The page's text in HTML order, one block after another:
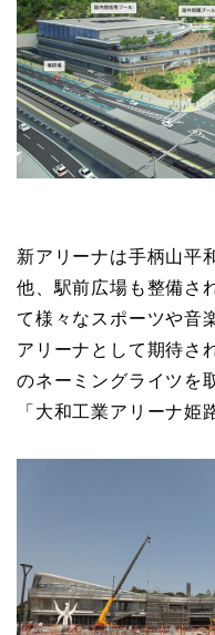
新アリーナは手柄山平
他、駅前広場も整備さ
て様々なスポーツや音
アリーナとして期待さ
のネーミングライツを
「大和工業アリーナ姫